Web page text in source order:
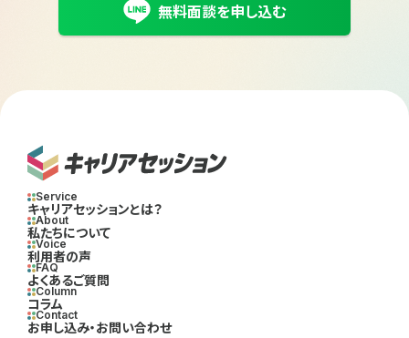
無料面談を申し込む
Service
キャリアセッションとは？
About
私たちについて
Voice
利用者の声
FAQ
よくあるご質問
Column
コラム
Contact
お申し込み・お問い合わせ